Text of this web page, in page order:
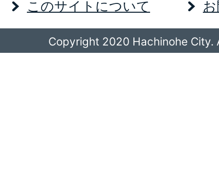
このサイトについて
Copyright 2020 Hachinohe City.